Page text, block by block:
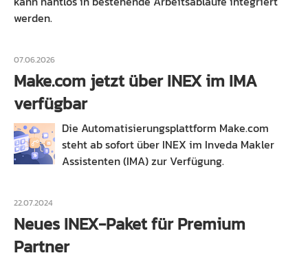
werden.
07.06.2026
Make.com jetzt über INEX im IMA
verfügbar
Die Automatisierungsplattform Make.com
steht ab sofort über INEX im Inveda Makler
Assistenten (IMA) zur Verfügung.
22.07.2024
Neues INEX-Paket für Premium
Partner